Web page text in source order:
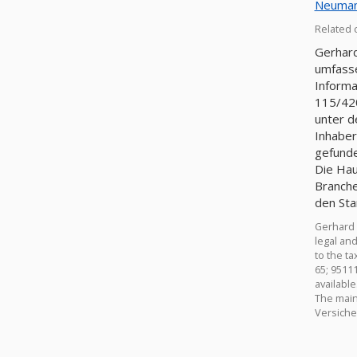
Related
115/
unter
Die
den
legal
to the
65;
The